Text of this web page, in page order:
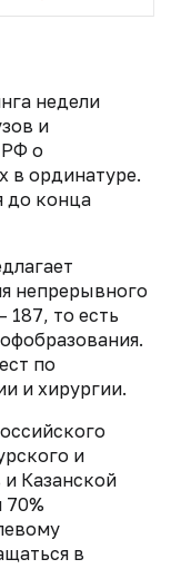
недели
и
РФ о
в ординатуре.
до конца
непрерывного
187, то есть
по
и хирургии.
и
Казанской
70%
в